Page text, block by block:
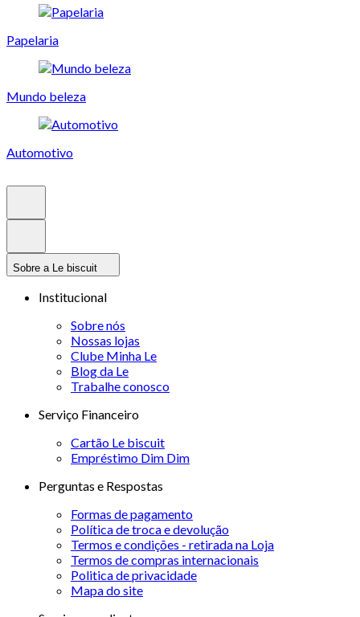
Papelaria
Mundo beleza
Automotivo
Sobre a Le biscuit
Institucional
Sobre nós
Nossas lojas
Clube Minha Le
Blog da Le
Trabalhe conosco
Serviço Financeiro
Cartão Le biscuit
Empréstimo Dim Dim
Perguntas e Respostas
Formas de pagamento
Política de troca e devolução
Termos e condições - retirada na Loja
Termos de compras internacionais
Politica de privacidade
Mapa do site